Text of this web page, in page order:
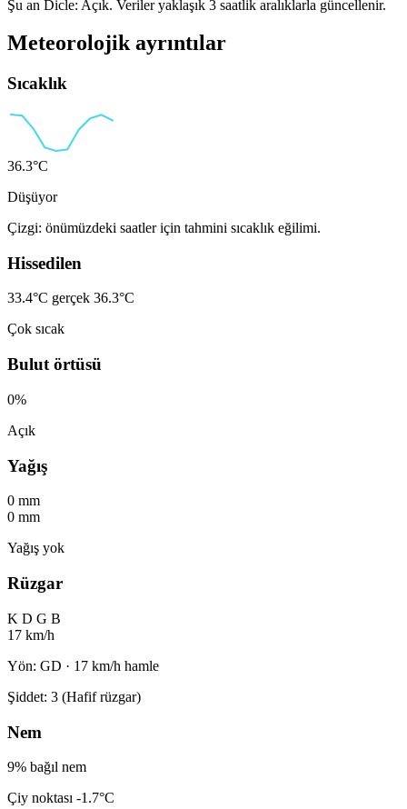
Şu an Dicle: Açık. Veriler yaklaşık 3 saatlik aralıklarla güncellenir.
Meteorolojik ayrıntılar
Sıcaklık
36.3°C
Düşüyor
Çizgi: önümüzdeki saatler için tahmini sıcaklık eğilimi.
Hissedilen
33.4°C gerçek 36.3°C
Çok sıcak
Bulut örtüsü
0%
Açık
Yağış
0 mm
0 mm
Yağış yok
Rüzgar
K D G B
17 km/h
Yön: GD · 17 km/h hamle
Şiddet: 3 (Hafif rüzgar)
Nem
9% bağıl nem
Çiy noktası -1.7°C